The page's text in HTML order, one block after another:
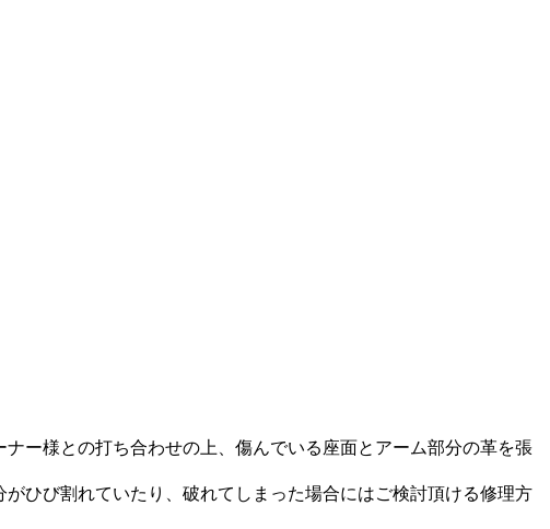
ー様との打ち合わせの上、傷んでいる座面とアーム部分の革を張
ひび割れていたり、破れてしまった場合にはご検討頂ける修理方